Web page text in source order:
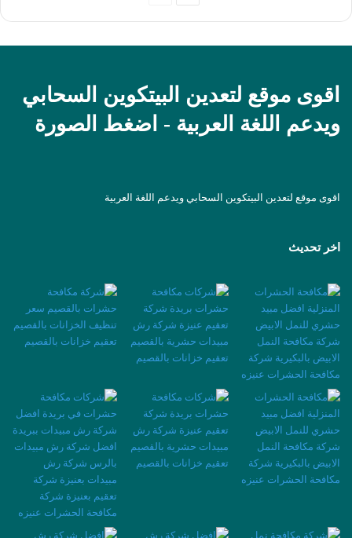
اقوى موقع لتعدين البيتكوين السحابي
ويدعم اللغة العربية - اضغط الصورة
اقوى موقع لتعدين البيتكوين السحابي ويدعم اللغة العربية
اخر تحديث